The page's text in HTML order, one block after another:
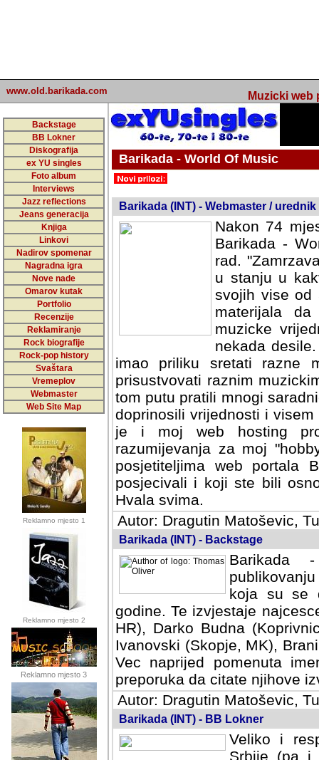
www.old.barikada.com Muzicki web
Backstage
BB Lokner
Diskografija
ex YU singles
Foto album
Interviews
Jazz reflections
Jeans generacija
Knjiga
Linkovi
Nadirov spomenar
Nagradna igra
Nove nade
Omarov kutak
Portfolio
Recenzije
Reklamiranje
Rock biografije
Rock-pop history
Svaštara
Vremeplov
Webmaster
Web Site Map
Reklamno mjesto 1
Reklamno mjesto 2
Reklamno mjesto 3
Barikada - World Of Music
Barikada (INT) - Webmaster / urednik
Nakon 74
Barikada -
rad.
u stanju u
svojih vise od
materijala
muzicke
nekada
imao priliku sretati razne
prisustvovati raznim
tom putu pratili mnogi
doprinosili vrijednosti i
je i moj web hosting
razumijevanja za moj
posjetiteljima web portala
posjecivali i koji ste bili
Hvala svima.
Autor: Dragutin Matoševic,
Barikada (INT) - Backstage
Barikada
koja su se
godine. Te izvjestaje
HR), Darko Budna
Ivanovski (Skopje, MK),
Vec naprijed pomenuta
preporuka da citate njihove
Autor: Dragutin Matoševic,
Barikada (INT) - BB Lokner
Veliko i
Srbije (pa i